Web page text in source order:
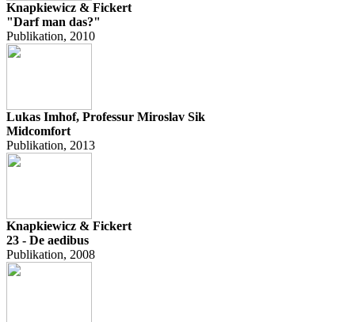
Knapkiewicz & Fickert
"Darf man das?"
Publikation, 2010
Lukas Imhof, Professur Miroslav Sik
Midcomfort
Publikation, 2013
Knapkiewicz & Fickert
23 - De aedibus
Publikation, 2008